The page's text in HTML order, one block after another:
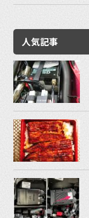
人気記事